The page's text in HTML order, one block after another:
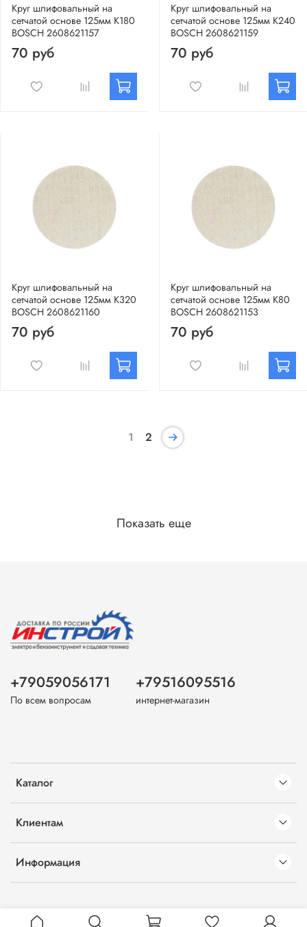
Круг шлифовальный на
сетчатой основе 125мм К180
BOSCH 2608621157
70 руб
Круг шлифовальный на
сетчатой основе 125мм К240
BOSCH 2608621159
70 руб
Круг шлифовальный на
сетчатой основе 125мм К320
BOSCH 2608621160
70 руб
Круг шлифовальный на
сетчатой основе 125мм К80
BOSCH 2608621153
70 руб
1 2
Показать еще
Каталог
Клиентам
Информация
+79059056171
По всем вопросам
+79516095516
интернет-магазин